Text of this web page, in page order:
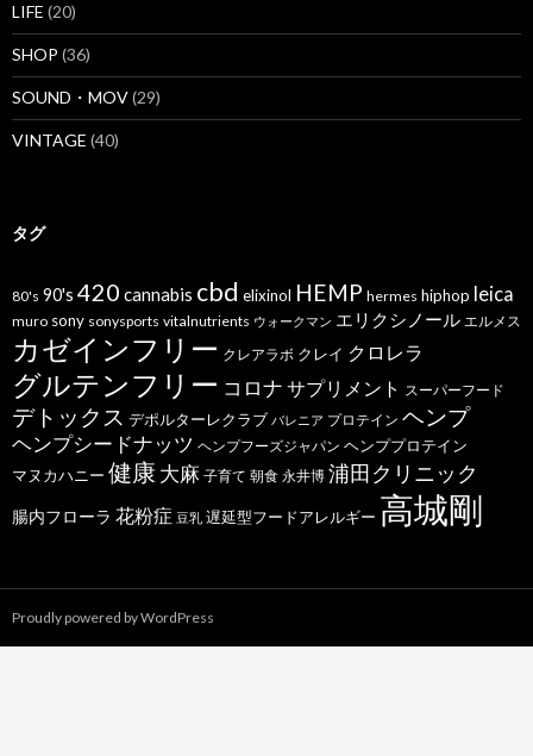
LIFE (20)
SHOP (36)
SOUND・MOV(29)
VINTAGE (40)
タグ
80's 90's 420 cannabis cbd elixinol HEMP hermes hiphop leica
muro sony sonysports vitalnutrients ウォークマン エリクシノール エルメス
カゼインフリー クレアラボ クレイ クロレラ
グルテンフリー コロナ サプリメント スーパーフード
デトックス デポルターレクラブ バレニア プロテイン ヘンプ
ヘンプシードナッツ ヘンプフーズジャパン ヘンププロテイン
マヌカハニー 健康 大麻 子育て 朝食 永井博 浦田クリニック
腸内フローラ 花粉症 豆乳 遅延型フードアレルギー 高城剛
Proudly powered by WordPress